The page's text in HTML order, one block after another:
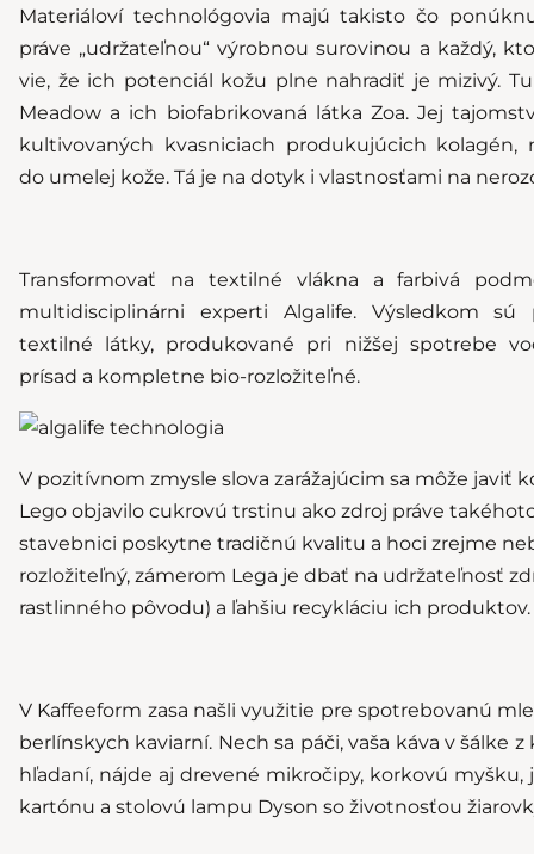
Materiáloví technológovia majú takisto čo
práve „udržateľnou“ výrobnou surovinou a každý,
vie, že ich potenciál kožu plne nahradiť je mizivý.
Meadow a ich biofabrikovaná látka Zoa. Jej
kultivovaných kvasniciach produkujúcich kolagén,
do umelej kože. Tá je na dotyk i vlastnosťami na
Transformovať na textilné vlákna a farbivá
multidisciplinárni experti Algalife. Výsledkom sú
textilné látky, produkované pri nižšej spotrebe
prísad a kompletne bio-rozložiteľné.
V pozitívnom zmysle slova zarážajúcim sa môže javiť
Lego objavilo cukrovú trstinu ako zdroj práve
stavebnici poskytne tradičnú kvalitu a hoci zrejme
rozložiteľný, zámerom Lega je dbať na udržateľnosť
rastlinného pôvodu) a ľahšiu recykláciu ich produktov.
V Kaffeeform zasa našli využitie pre spotrebovanú
berlínskych kaviarní. Nech sa páči, vaša káva v šálke z
hľadaní, nájde aj drevené mikročipy, korkovú myšku,
kartónu a stolovú lampu Dyson so životnosťou